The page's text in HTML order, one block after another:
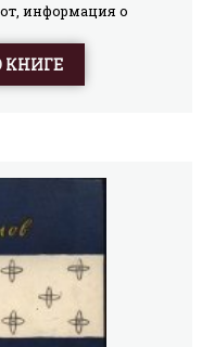
информация о
конструкция,
и космические летные
Описываются полеты
15, 16 и 17,
на Луну, взлет
в
в конце
на научных
специалистов
КНИГЕ